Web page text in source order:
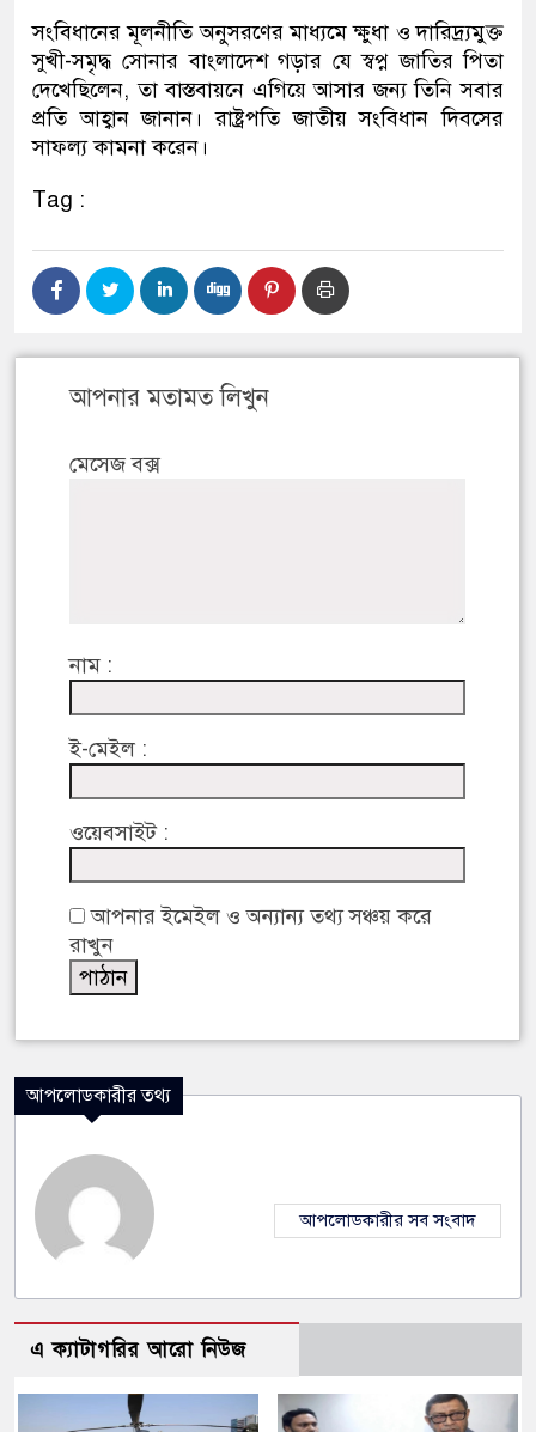
সংবিধানের মূলনীতি অনুসরণের মাধ্যমে ক্ষুধা ও দারিদ্র্যমুক্ত
সুখী-সমৃদ্ধ সোনার বাংলাদেশ গড়ার যে স্বপ্ন জাতির পিতা
দেখেছিলেন, তা বাস্তবায়নে এগিয়ে আসার জন্য তিনি সবার
প্রতি আহ্বান জানান। রাষ্ট্রপতি জাতীয় সংবিধান দিবসের
সাফল্য কামনা করেন।
Tag :
আপনার মতামত লিখুন
মেসেজ বক্স
নাম :
ই-মেইল :
ওয়েবসাইট :
আপনার ইমেইল ও অন্যান্য তথ্য সঞ্চয় করে
রাখুন
আপলোডকারীর তথ্য
আপলোডকারীর সব সংবাদ
এ ক্যাটাগরির আরো নিউজ